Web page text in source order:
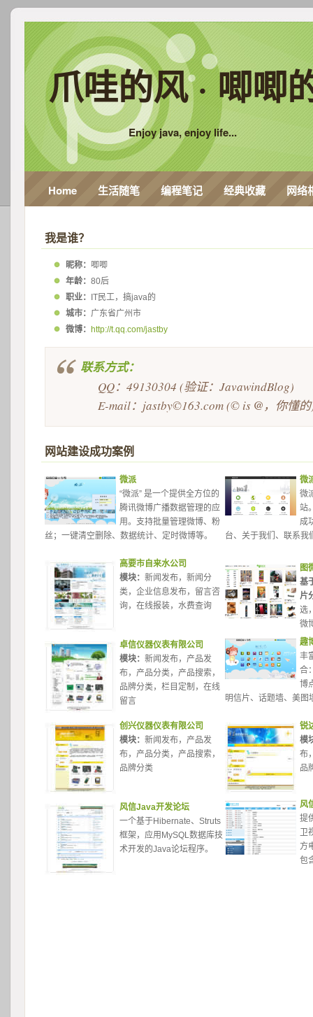
爪哇的风 · 唧唧
Enjoy java, enjoy life...
Home 生活随笔 编程笔记 经典收藏 网络
我是谁？
昵称： 唧唧
年龄： 80后
职业：
IT民工，搞java的
城市： 广东省广州市
微博：
http://t.qq.com/jastby
联系方式：
QQ：49130304 (验证：JavawindBlog)
E-mail：jastby©163.com (© is @，你懂
网站建设成功案例
微派
“微派” 是一个提供全方位的
腾讯微博广播数据管理的应
用。支持批量管理微博、粉
丝；一键清空删除、数据统计、定时微博等。
微
微
站
成
台、关于我们、联系我
高要市自来水公司
模块： 新闻发布，新闻分
类，企业信息发布，留言咨
询，在线报装，水费查询
图
基
片
选
微
卓信仪器仪表有限公司
模块： 新闻发布，产品发
布，产品分类，产品搜索，
品牌分类，栏目定制，在线
留言
趣
丰
合
博
明信片、话题墙、美图
创兴仪器仪表有限公司
模块： 新闻发布，产品发
布，产品分类，产品搜索，
品牌分类
锐
模
布
品
风信Java开发论坛
一个基于Hibernate、Struts
框架，应用MySQL数据库技
术开发的Java论坛程序。
风
提
方
包